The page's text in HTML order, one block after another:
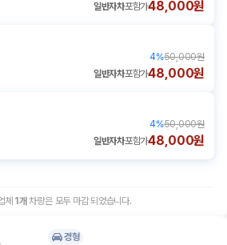
일반자차포함가48,000원
4%50,000원
일반자차포함가48,000원
4%50,000원
일반자차포함가48,000원
체 1 개 차량은 모두 마감 되었습니다.
경형